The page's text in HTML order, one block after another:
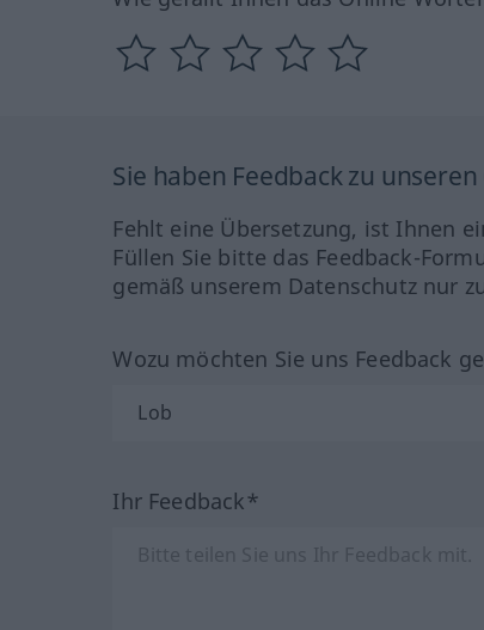
Sie haben Feedback zu
Fehlt eine Übersetzung, ist Ihnen
Füllen Sie bitte das Feedback-
gemäß unserem Datenschutz nur
Wozu möchten Sie uns Feedback
Ihr Feedback*